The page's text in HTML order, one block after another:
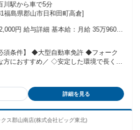
川駅から車で5分
福島県郡山市日和田町高倉]
円 給与詳細 基本給：月給 35万9600
勤・家族手当金額：なし 全員に一律で
金額：なし
須条件】 ◆大型自動車免許 ◆フォーク
方
詳細を見る
ス郡山南店(株式会社ビッグ東北)